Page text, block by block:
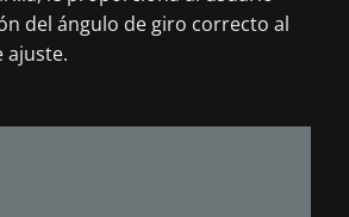
del ángulo de giro correcto al
ajuste.